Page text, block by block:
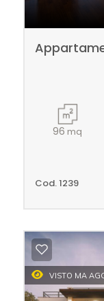
96 mq
Cod. 1239
VISTO MA
5
Camere
Qualsiasi
2
3